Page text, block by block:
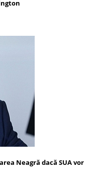
Neagră dacă SUA vor